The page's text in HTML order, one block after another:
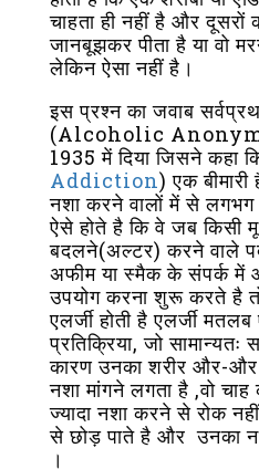
चाहता ही नहीं है और
जानबूझकर पीता है या वो
लेकिन ऐसा नहीं है।
इस प्रश्न का जवाब
(Alcoholic
1935 में दिया जिसने कहा
Addiction) एक
नशा करने वालों में से
ऐसे होते है कि वे जब किसी
बदलने(अल्टर) करने वाले
अफीम या स्मैक के संपर्क में
उपयोग करना शुरू करते है
एलर्जी होती है एलर्जी
प्रतिक्रिया, जो
कारण उनका शरीर और-
नशा मांगने लगता है ,वो
ज्यादा नशा करने से रोक
से छोड़ पाते है और उनका
।